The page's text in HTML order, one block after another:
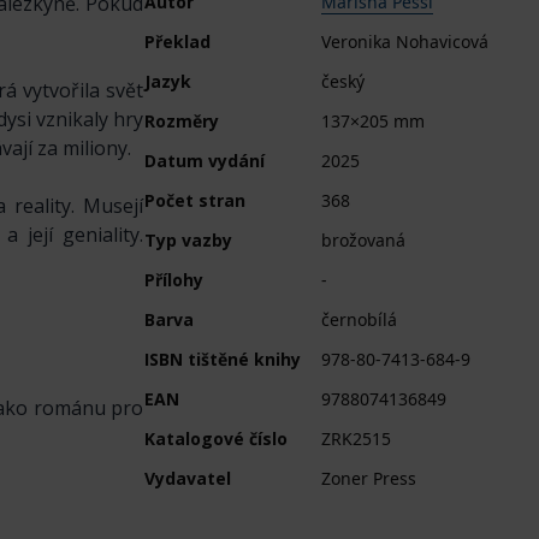
vytvořila svět
vznikaly hry
za miliony.
reality. Musejí
její geniality.
románu pro
Překlad
Veronika Nohavicová
Jazyk
český
Rozměry
137×205 mm
Datum vydání
2025
Počet stran
368
Typ vazby
brožovaná
Přílohy
-
Barva
černobílá
ISBN tištěné knihy
978-80-7413-684-9
EAN
9788074136849
Katalogové číslo
ZRK2515
Vydavatel
Zoner Press